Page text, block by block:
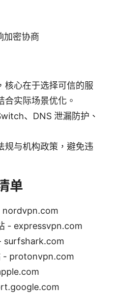
加密协商
核心在于选择可信的服
合实际场景优化。
、DNS 泄漏防护、
规与机构政策，避免违
单
nordvpn.com
- expressvpn.com
surfshark.com
- protonvpn.com